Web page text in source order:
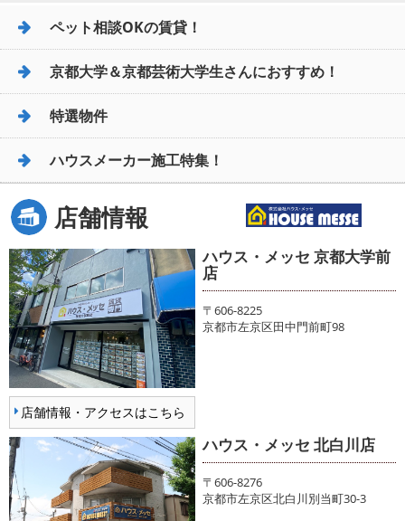
ペット相談OKの賃貸！
京都大学＆京都芸術大学生さんにおすすめ！
特選物件
ハウスメーカー施工特集！
店舗情報
店舗情報・アクセスはこちら
ハウス・メッセ 京都大学前
店
〒606-8225
京都市左京区田中門前町98
ハウス・メッセ 北白川店
〒606-8276
京都市左京区北白川別当町30-3